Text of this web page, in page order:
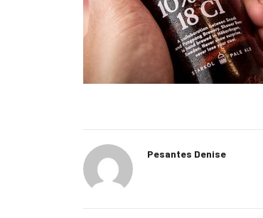
Pesantes Denise